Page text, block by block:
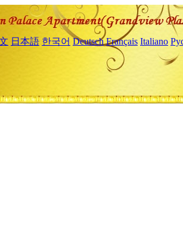
日本語 한국어 Deutsch Français Italiano